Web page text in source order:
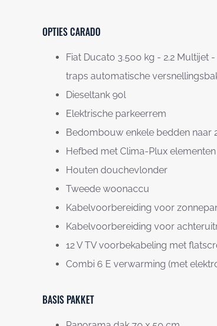
OPTIES CARADO
Fiat Ducato 3.500 kg - 2.2 Multijet
traps automatische
Dieseltank 90l
Elektrische parkeerrem
Bedombouw enkele bedden naar
Hefbed met Clima-Plux elementen
Houten douchevlonder
Tweede woonaccu
Kabelvoorbereiding voor
Kabelvoorbereiding voor
12 V TV voorbekabeling met
Combi 6 E verwarming (met
BASIS PAKKET